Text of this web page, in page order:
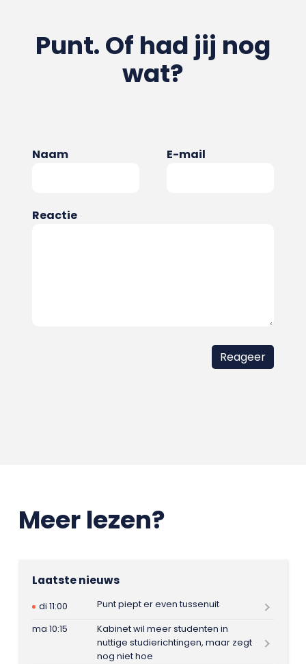
Punt. Of had jij nog
wat?
Naam E-mail
Reactie
Meer lezen?
Laatste nieuws
di 11:00
Punt piept er even tussenuit
ma 10:15
Kabinet wil meer studenten in
nuttige studierichtingen, maar zegt
nog niet hoe